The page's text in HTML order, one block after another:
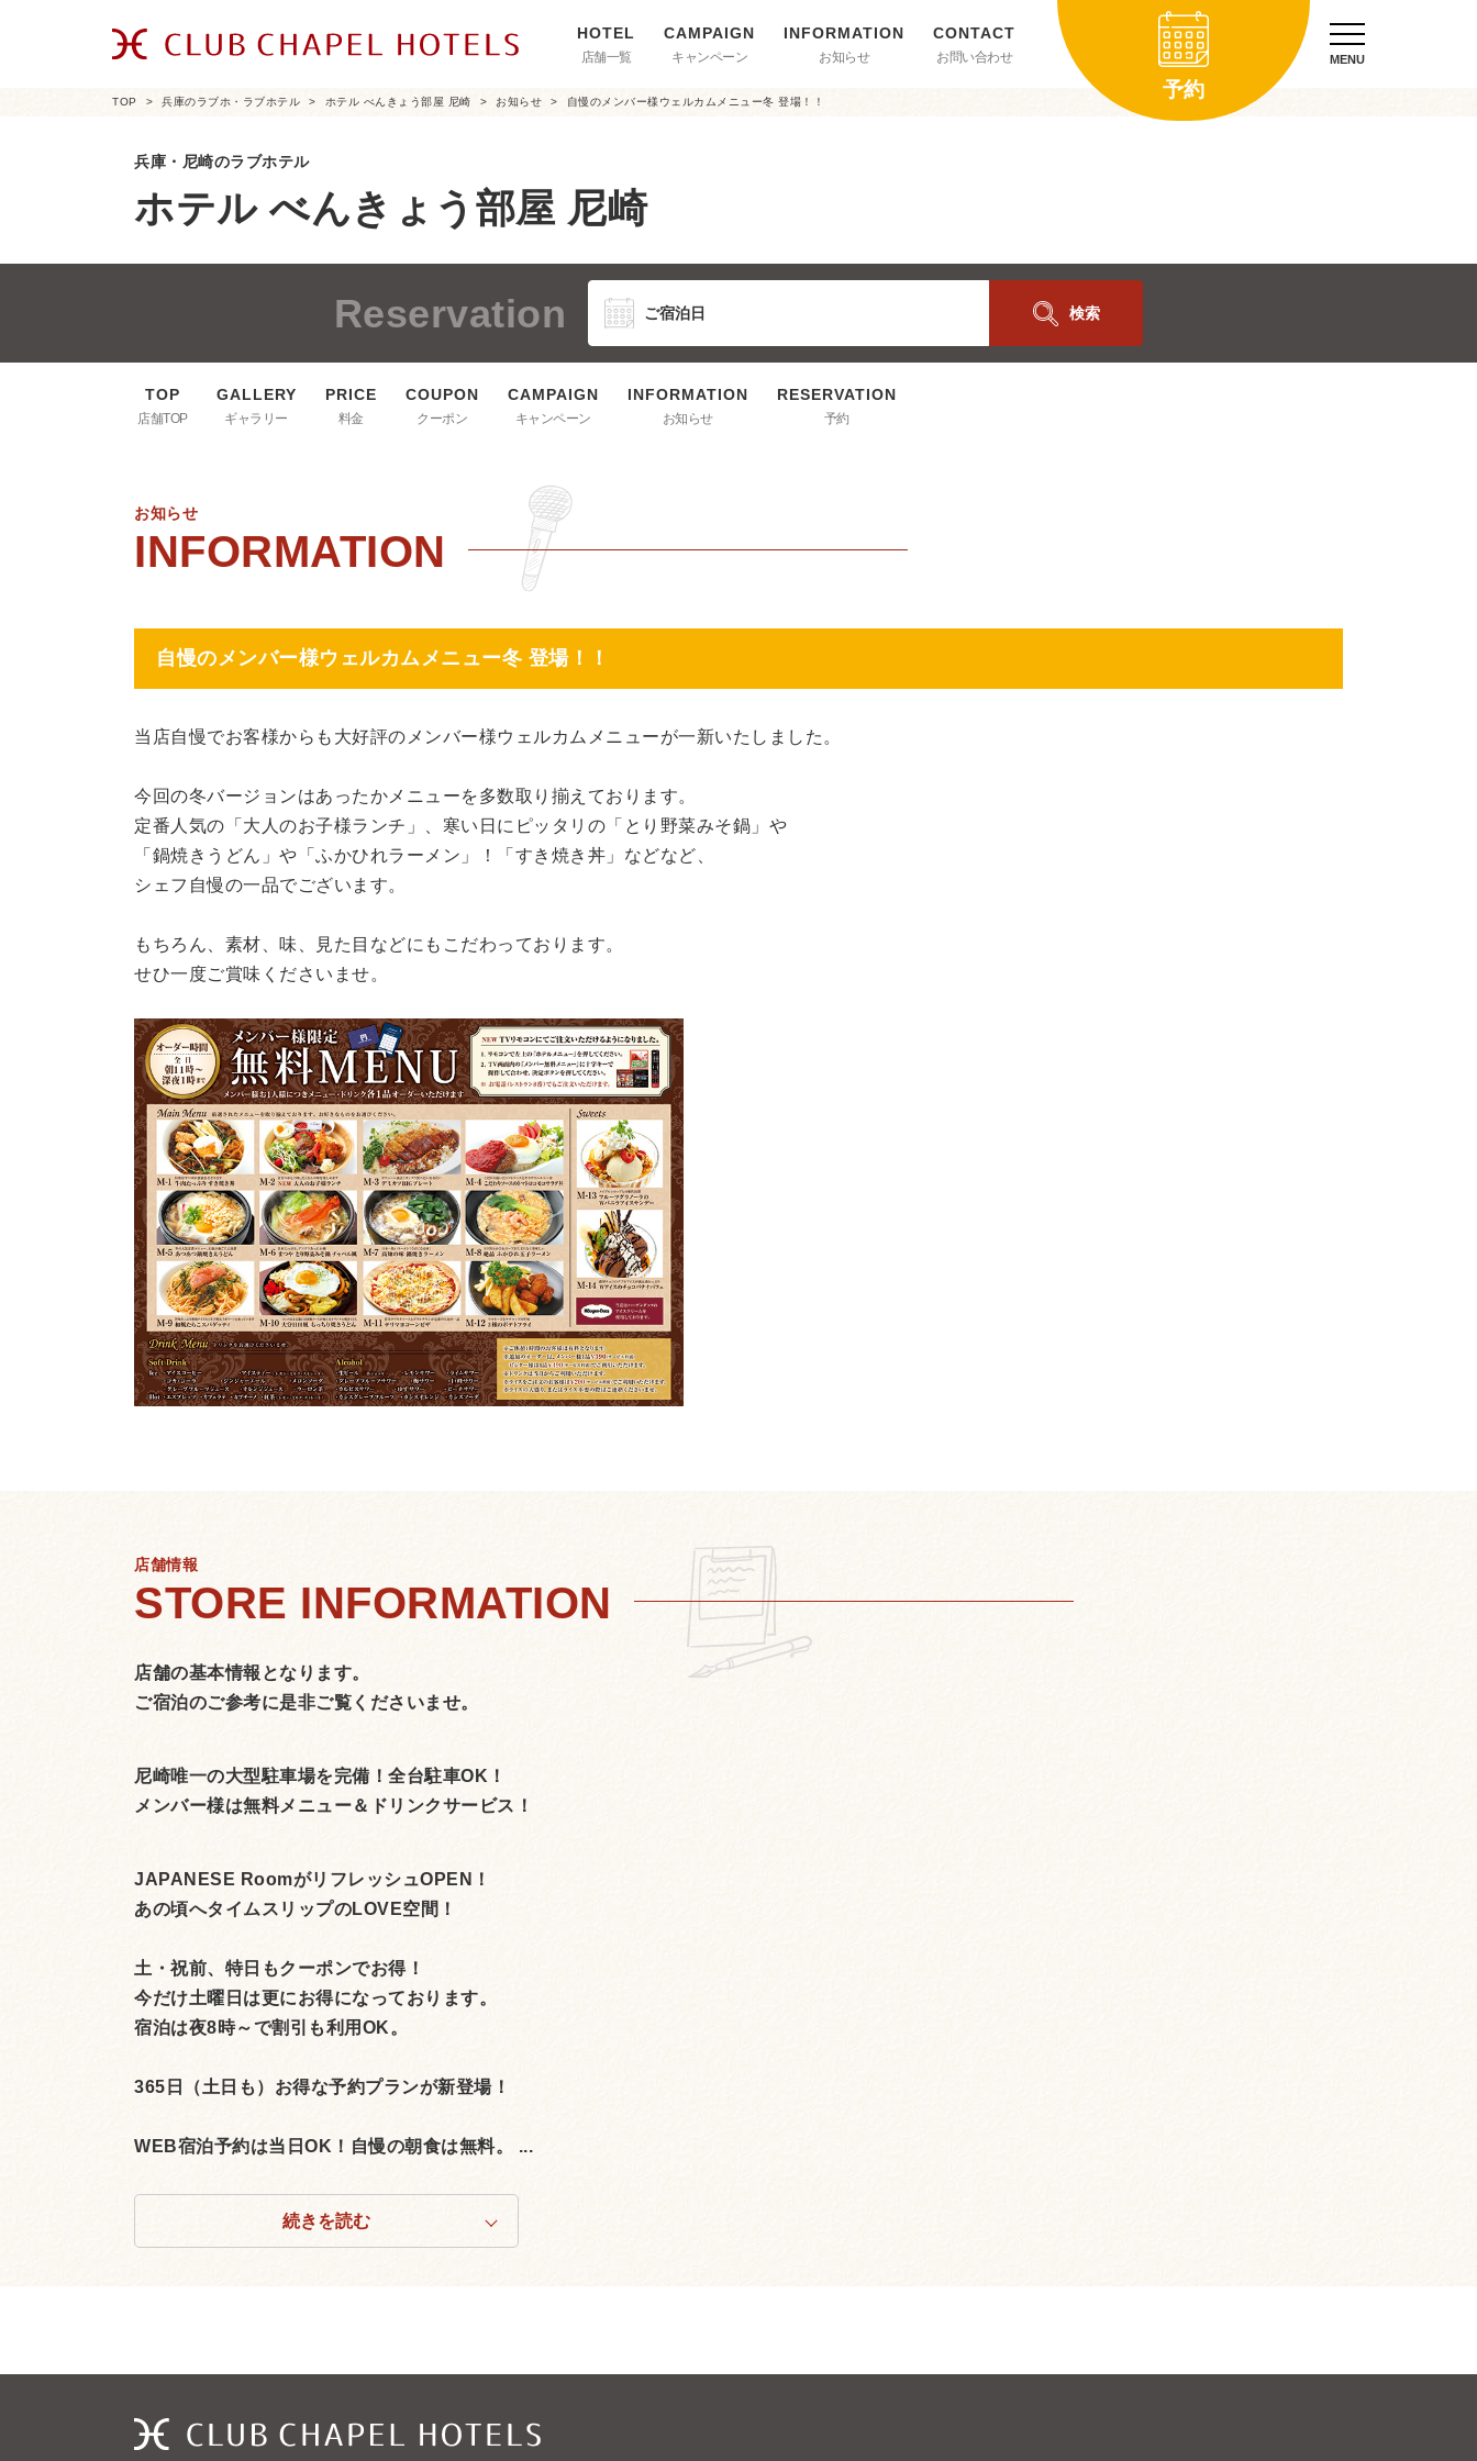
店舗一覧 キャンペーン お知らせ お問い合わせ
予約
MENU
TOP 兵庫のラブホ・ラブホテル ホテル べんきょう部屋 尼崎 お知らせ 自慢のメンバー様ウェルカムメニュー冬 登場！！
兵庫・尼崎のラブホテル
ホテル べんきょう部屋 尼崎
Reservation 検索
店舗TOP ギャラリー 料金 クーポン キャンペーン お知らせ 予約
お知らせ
自慢のメンバー様ウェルカムメニュー冬 登場！！
当店自慢でお客様からも大好評のメンバー様ウェルカムメニューが一新いたしました。
今回の冬バージョンはあったかメニューを多数取り揃えております。
定番人気の「大人のお子様ランチ」、寒い日にピッタリの「とり野菜みそ鍋」や
「鍋焼きうどん」や「ふかひれラーメン」！「すき焼き丼」などなど、
シェフ自慢の一品でございます。
もちろん、素材、味、見た目などにもこだわっております。
せひ一度ご賞味くださいませ。
店舗情報
店舗の基本情報となります。
ご宿泊のご参考に是非ご覧くださいませ。
尼崎唯一の大型駐車場を完備！全台駐車OK！
メンバー様は無料メニュー＆ドリンクサービス！
JAPANESE RoomがリフレッシュOPEN！
あの頃へタイムスリップのLOVE空間！
土・祝前、特日もクーポンでお得！
今だけ土曜日は更にお得になっております。
宿泊は夜8時～で割引も利用OK。
365日（土日も）お得な予約プランが新登場！
WEB宿泊予約は当日OK！自慢の朝食は無料。 ...
続きを読む